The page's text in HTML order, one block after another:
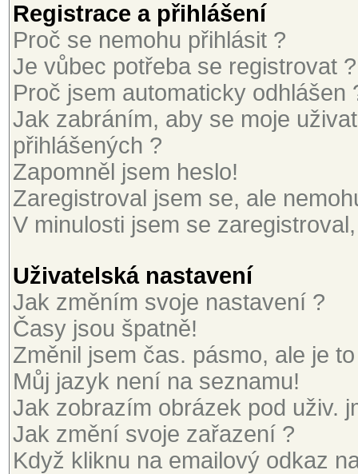
Registrace a přihlášení
Proč se nemohu přihlásit ?
Je vůbec potřeba se registrovat ?
Proč jsem automaticky odhlášen
Jak zabráním, aby se moje
přihlášených ?
Zapomněl jsem heslo!
Zaregistroval jsem se, ale
V minulosti jsem se
Uživatelská nastavení
Jak změním svoje nastavení ?
Časy jsou špatně!
Změnil jsem čas. pásmo, ale je
Můj jazyk není na seznamu!
Jak zobrazím obrázek pod uživ.
Jak změní svoje zařazení ?
Když kliknu na emailový odkaz